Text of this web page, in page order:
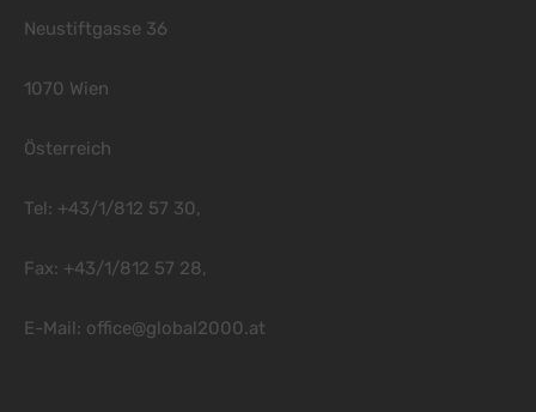
Neustiftgasse 36
1070 Wien
Österreich
Tel: +43/1/812 57 30,
Fax: +43/1/812 57 28,
E-Mail: office@global2000.at